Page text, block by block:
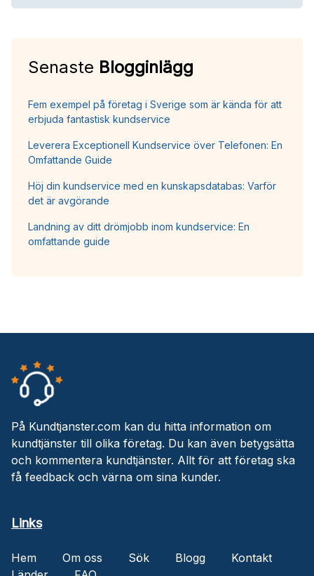
Senaste Blogginlägg
Fem exempel på företag i Sverige som är kända för att
erbjuda fantastisk kundservice
Leverera Exceptionell Kundservice över Telefonen: En
Omfattande Guide
Höj din kundservice med en kunskapsdatabas: Varför
det är avgörande
Landning av ditt drömjobb inom kundservice: En
omfattande guide
På Kundtjanster.com kan du hitta information om
kundtjänster till olika företag. Du kan även betygsätta
och kommentera kundtjänster. Allt för att företag ska
få feedback och värna om sina kunder.
Links
Hem Om oss Sök Blogg
Kontakt